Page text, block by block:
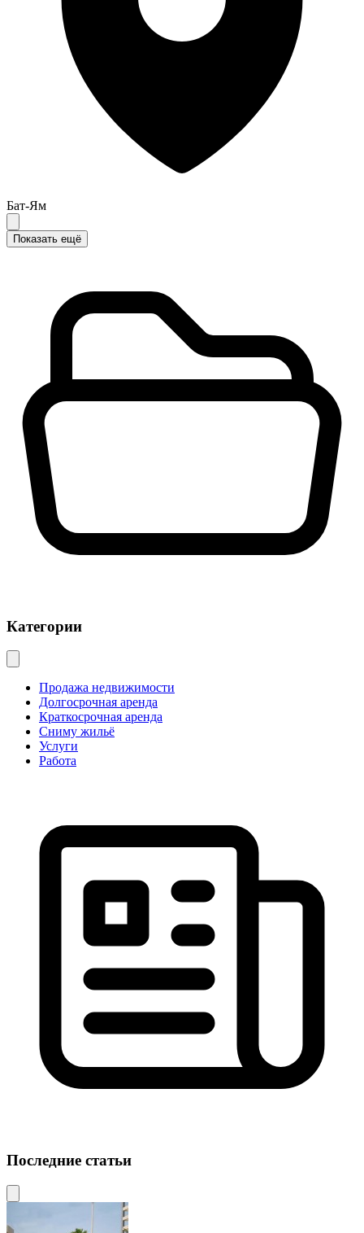
Бат-Ям
Показать ещё
Категории
Продажа недвижимости
Долгосрочная аренда
Краткосрочная аренда
Сниму жильё
Услуги
Работа
Последние статьи